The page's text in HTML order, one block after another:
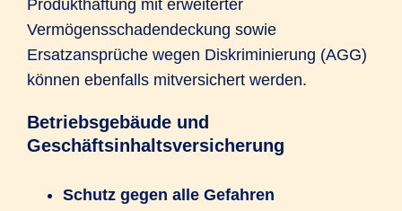
Produkthaftung mit erweiterter
Vermögensschadendeckung sowie
Ersatzansprüche wegen Diskriminierung (AGG)
können ebenfalls mitversichert werden.
Betriebsgebäude und
Geschäftsinhaltsversicherung
Schutz gegen alle Gefahren